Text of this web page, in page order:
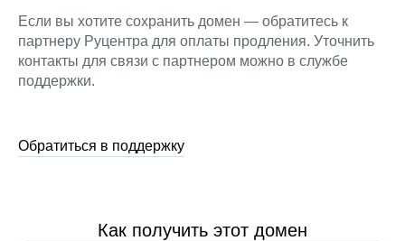
Если вы хотите сохранить домен — обратитесь к
партнеру Руцентра для оплаты продления. Уточнить
контакты для связи с партнером можно в службе
поддержки.
Обратиться в поддержку
Как получить этот домен